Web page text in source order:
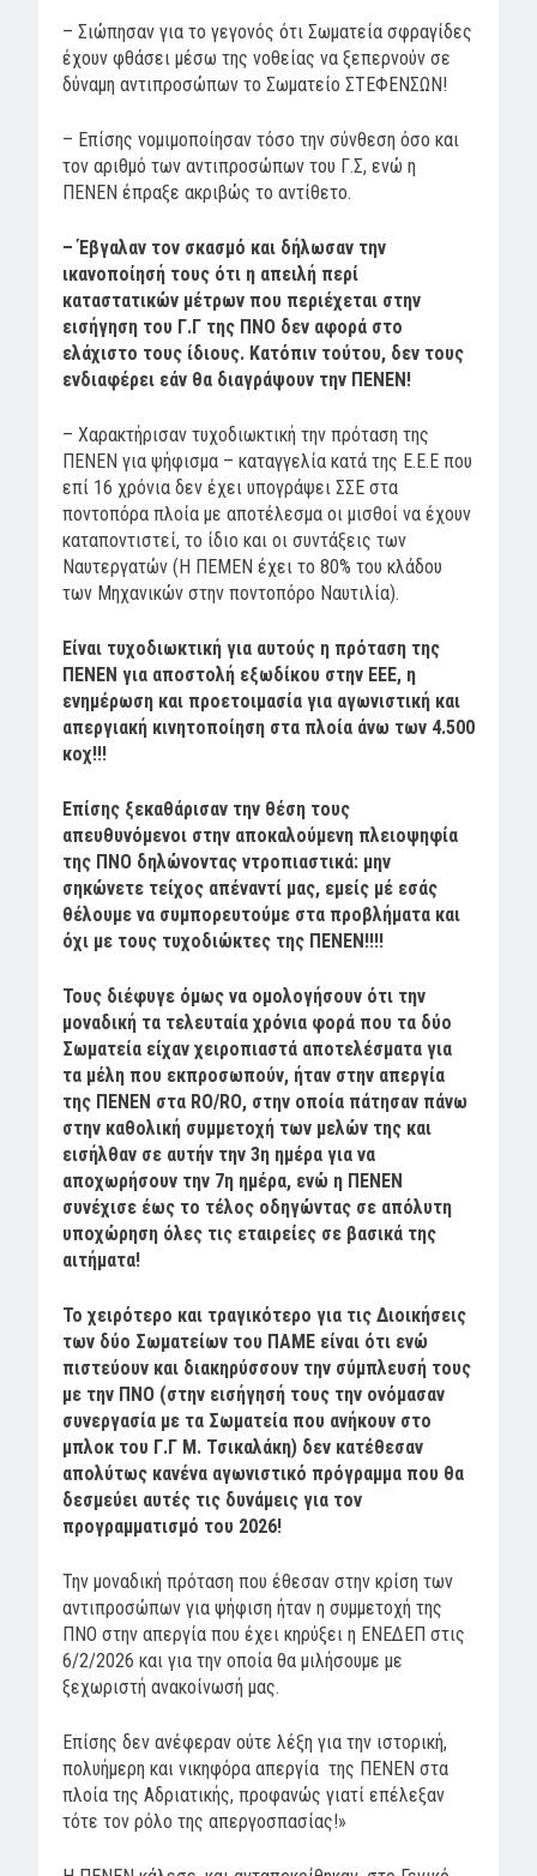
– Σιώπησαν για το γεγονός ότι Σωματεία σφραγίδες
έχουν φθάσει μέσω της νοθείας να ξεπερνούν σε
δύναμη αντιπροσώπων το Σωματείο ΣΤΕΦΕΝΣΩΝ!
– Επίσης νομιμοποίησαν τόσο την σύνθεση όσο και
τον αριθμό των αντιπροσώπων του Γ.Σ, ενώ η
ΠΕΝΕΝ έπραξε ακριβώς το αντίθετο.
– Έβγαλαν τον σκασμό και δήλωσαν την
ικανοποίησή τους ότι η απειλή περί
καταστατικών μέτρων που περιέχεται στην
εισήγηση του Γ.Γ της ΠΝΟ δεν αφορά στο
ελάχιστο τους ίδιους. Κατόπιν τούτου, δεν τους
ενδιαφέρει εάν θα διαγράψουν την ΠΕΝΕΝ!
– Χαρακτήρισαν τυχοδιωκτική την πρόταση της
ΠΕΝΕΝ για ψήφισμα – καταγγελία κατά της Ε.Ε.Ε που
επί 16 χρόνια δεν έχει υπογράψει ΣΣΕ στα
ποντοπόρα πλοία με αποτέλεσμα οι μισθοί να έχουν
καταποντιστεί, το ίδιο και οι συντάξεις των
Ναυτεργατών (Η ΠΕΜΕΝ έχει το 80% του κλάδου
των Μηχανικών στην ποντοπόρο Ναυτιλία).
Είναι τυχοδιωκτική για αυτούς η πρόταση της
ΠΕΝΕΝ για αποστολή εξωδίκου στην ΕΕΕ, η
ενημέρωση και προετοιμασία για αγωνιστική και
απεργιακή κινητοποίηση στα πλοία άνω των 4.500
κοχ!!!
Επίσης ξεκαθάρισαν την θέση τους
απευθυνόμενοι στην αποκαλούμενη πλειοψηφία
της ΠΝΟ δηλώνοντας ντροπιαστικά: μην
σηκώνετε τείχος απέναντί μας, εμείς μέ εσάς
θέλουμε να συμπορευτούμε στα προβλήματα και
όχι με τους τυχοδιώκτες της ΠΕΝΕΝ!!!!
Τους διέφυγε όμως να ομολογήσουν ότι την
μοναδική τα τελευταία χρόνια φορά που τα δύο
Σωματεία είχαν χειροπιαστά αποτελέσματα για
τα μέλη που εκπροσωπούν, ήταν στην απεργία
της ΠΕΝΕΝ στα RO/RΟ, στην οποία πάτησαν πάνω
στην καθολική συμμετοχή των μελών της και
εισήλθαν σε αυτήν την 3η ημέρα για να
αποχωρήσουν την 7η ημέρα, ενώ η ΠΕΝΕΝ
συνέχισε έως το τέλος οδηγώντας σε απόλυτη
υποχώρηση όλες τις εταιρείες σε βασικά της
αιτήματα!
Το χειρότερο και τραγικότερο για τις Διοικήσεις
των δύο Σωματείων του ΠΑΜΕ είναι ότι ενώ
πιστεύουν και διακηρύσσουν την σύμπλευσή τους
με την ΠΝΟ (στην εισήγησή τους την ονόμασαν
συνεργασία με τα Σωματεία που ανήκουν στο
μπλοκ του Γ.Γ Μ. Τσικαλάκη) δεν κατέθεσαν
απολύτως κανένα αγωνιστικό πρόγραμμα που θα
δεσμεύει αυτές τις δυνάμεις για τον
προγραμματισμό του 2026!
Την μοναδική πρόταση που έθεσαν στην κρίση των
αντιπροσώπων για ψήφιση ήταν η συμμετοχή της
ΠΝΟ στην απεργία που έχει κηρύξει η ΕΝΕΔΕΠ στις
6/2/2026 και για την οποία θα μιλήσουμε με
ξεχωριστή ανακοίνωσή μας.
Επίσης δεν ανέφεραν ούτε λέξη για την ιστορική,
πολυήμερη και νικηφόρα απεργία της ΠΕΝΕΝ στα
πλοία της Αδριατικής, προφανώς γιατί επέλεξαν
τότε τον ρόλο της απεργοσπασίας!»